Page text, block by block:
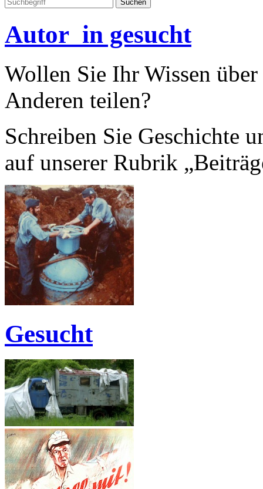
Autor_in gesucht
Wollen Sie Ihr Wissen
Anderen teilen?
Schreiben Sie Geschichte
auf unserer Rubrik
Gesucht